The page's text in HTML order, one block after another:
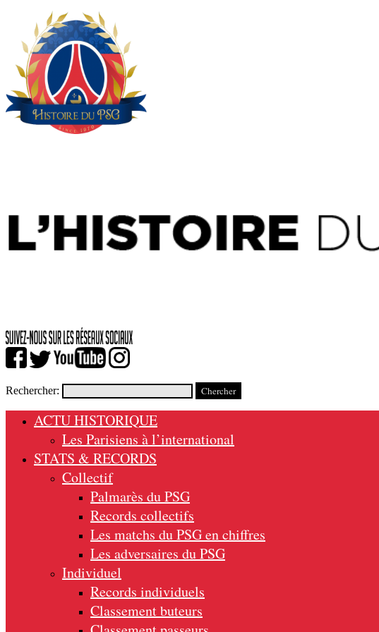
Rechercher:
ACTU HISTORIQUE
Les Parisiens à l’international
STATS & RECORDS
Collectif
Palmarès du PSG
Records collectifs
Les matchs du PSG en chiffres
Les adversaires du PSG
Individuel
Records individuels
Classement buteurs